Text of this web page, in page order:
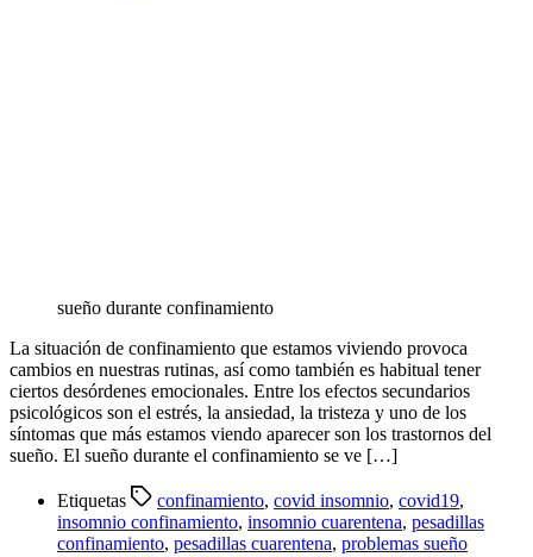
sueño durante confinamiento
La situación de confinamiento que estamos viviendo provoca
cambios en nuestras rutinas, así como también es habitual tener
ciertos desórdenes emocionales. Entre los efectos secundarios
psicológicos son el estrés, la ansiedad, la tristeza y uno de los
síntomas que más estamos viendo aparecer son los trastornos del
sueño. El sueño durante el confinamiento se ve […]
Etiquetas confinamiento, covid insomnio, covid19,
insomnio confinamiento, insomnio cuarentena, pesadillas
confinamiento, pesadillas cuarentena, problemas sueño